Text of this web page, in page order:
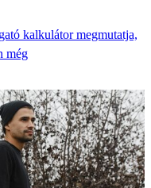
kalkulátor megmutatja,
még